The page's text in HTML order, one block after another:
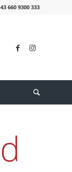
660 9300 333